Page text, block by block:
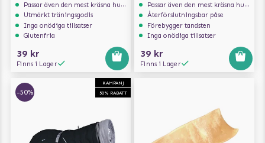
Passar även den mest kräsna hunden
Utmärkt träningsgodis
Inga onödiga tillsatser
Glutenfria
39 kr
Finns i Lager
Passar även den mest kräsna hunden
Återförslutningsbar påse
Förebygger tandsten
Inga onödiga tillsatser
39 kr
Finns i Lager
KAMPANJ
50% RABATT
-50%